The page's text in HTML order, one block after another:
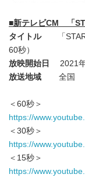
■新テレビCM 「
タイトル「START
60秒）
放映開始日
2021年
放送地域 全国
＜60秒＞
https://
＜30秒＞
https://
＜15秒＞
https://